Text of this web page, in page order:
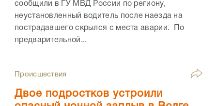
сообщили в ГУ МВД России по региону,
неустановленный водитель после наезда на
пострадавшего скрылся с места аварии. По
предварительной...
Происшествия
Двое подростков устроили